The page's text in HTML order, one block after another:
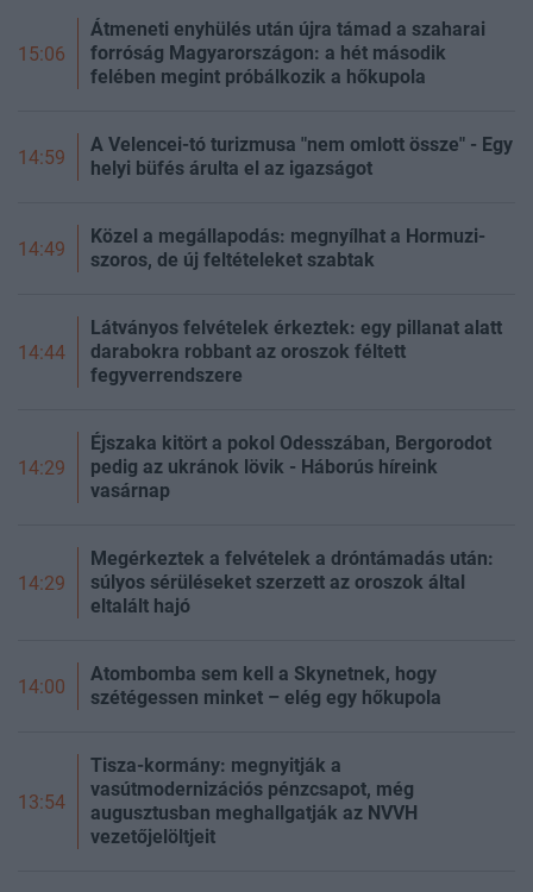
15:06
Átmeneti enyhülés után újra támad a szaharai
forróság Magyarországon: a hét második
felében megint próbálkozik a hőkupola
14:59
A Velencei-tó turizmusa "nem omlott össze" - Egy
helyi büfés árulta el az igazságot
14:49
Közel a megállapodás: megnyílhat a Hormuzi-
szoros, de új feltételeket szabtak
14:44
Látványos felvételek érkeztek: egy pillanat alatt
darabokra robbant az oroszok féltett
fegyverrendszere
14:29
Éjszaka kitört a pokol Odesszában, Bergorodot
pedig az ukránok lövik - Háborús híreink
vasárnap
14:29
Megérkeztek a felvételek a dróntámadás után:
súlyos sérüléseket szerzett az oroszok által
eltalált hajó
14:00
Atombomba sem kell a Skynetnek, hogy
szétégessen minket – elég egy hőkupola
13:54
Tisza-kormány: megnyitják a
vasútmodernizációs pénzcsapot, még
augusztusban meghallgatják az NVVH
vezetőjelöltjeit